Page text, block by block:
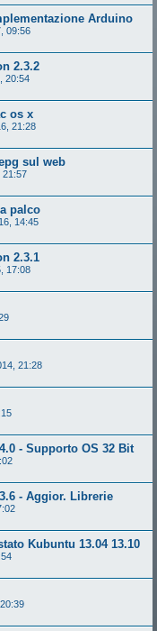
Arduino
09:56
2.3.2
20:54
os x
21:28
sul web
21:57
palco
14:45
2.3.1
17:08
21:28
- Supporto OS 32 Bit
- Aggior. Librerie
Kubuntu 13.04 13.10